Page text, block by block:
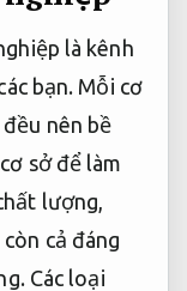
là kênh
bạn. Mỗi cơ
nên bề
sở để làm
lượng,
cả đáng
Các loại